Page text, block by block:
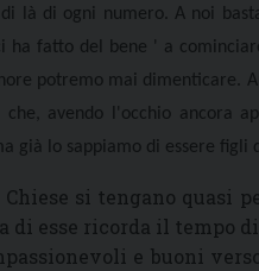
là di ogni numero. A noi
fatto del bene ' a
potremo mai dimenticare.
avendo l'occhio ancora
già lo sappiamo di essere figli
si tengano quasi
esse ricorda il tempo
e buoni